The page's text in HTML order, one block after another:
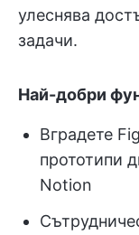
улеснява
задачи.
Най-добри
Вградете
прототипи
Notion